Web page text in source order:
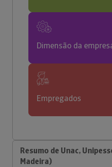
Dimensão da
Empregados
Resumo de Unac,
Madeira)